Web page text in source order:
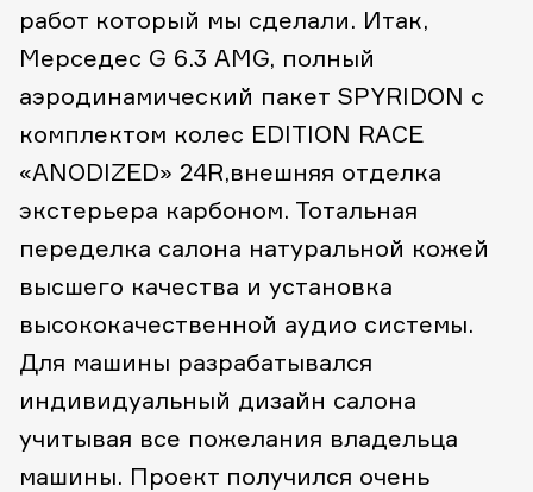
работ который мы сделали. Итак,
Мерседес G 6.3 AMG, полный
аэродинамический пакет SPYRIDON с
комплектом колес EDITION RACE
«ANODIZED» 24R,внешняя отделка
экстерьера карбоном. Тотальная
переделка салона натуральной кожей
высшего качества и установка
высококачественной аудио системы.
Для машины разрабатывался
индивидуальный дизайн салона
учитывая все пожелания владельца
машины. Проект получился очень